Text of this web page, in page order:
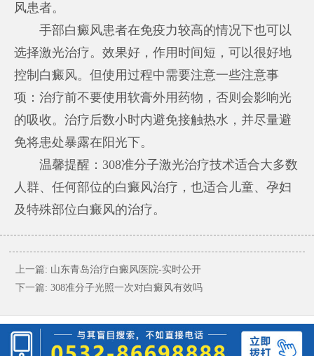
风患者。
手部白癜风患者在免疫力较高的情况下也可以
选择激光治疗。效果好，作用时间短，可以很好地
控制白癜风。但使用过程中需要注意一些注意事
项：治疗前不要使用软膏外用药物，否则会影响光
的吸收。治疗后数小时内避免接触热水，并尽量避
免将患处暴露在阳光下。
温馨提醒：308准分子激光治疗技术适合大多数
人群、任何部位的白癜风治疗，也适合儿童、孕妇
及特殊部位白癜风的治疗。
上一篇: 山东青岛治疗白癜风医院-实时公开
下一篇: 308准分子光照一次对白癜风有效吗